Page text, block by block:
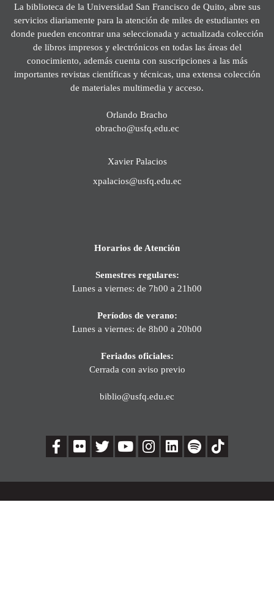
La biblioteca de la Universidad San Francisco de Quito, abre sus
servicios diariamente para la atención de miles de estudiantes en
donde pueden encontrar una seleccionada y actualizada colección
de libros impresos y electrónicos en todas las áreas del
conocimiento, además cuenta con suscripciones a las más
importantes revistas científicas y técnicas, una extensa colección
de materiales multimedia y acceso.
Orlando Bracho
obracho@usfq.edu.ec
Xavier Palacios
xpalacios@usfq.edu.ec
Horarios de Atención
Semestres regulares:
Lunes a viernes: de 7h00 a 21h00
Períodos de verano:
Lunes a viernes: de 8h00 a 20h00
Feriados oficiales:
Cerrada con aviso previo
biblio@usfq.edu.ec